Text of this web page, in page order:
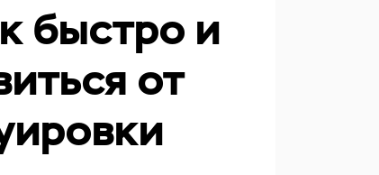
быстро и
от